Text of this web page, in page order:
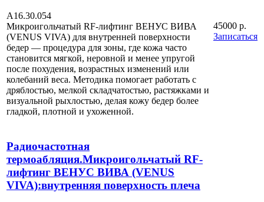
А16.30.054
Микроигольчатый RF-лифтинг ВЕНУС ВИВА
(VENUS VIVA) для внутренней поверхности
бедер — процедура для зоны, где кожа часто
становится мягкой, неровной и менее упругой
после похудения, возрастных изменений или
колебаний веса. Методика помогает работать с
дряблостью, мелкой складчатостью, растяжками и
визуальной рыхлостью, делая кожу бедер более
гладкой, плотной и ухоженной.
45000 р.
Записаться
Радиочастотная
термоабляция.Микроигольчатый RF-
лифтинг ВЕНУС ВИВА (VENUS
VIVA):внутренняя поверхность плеча